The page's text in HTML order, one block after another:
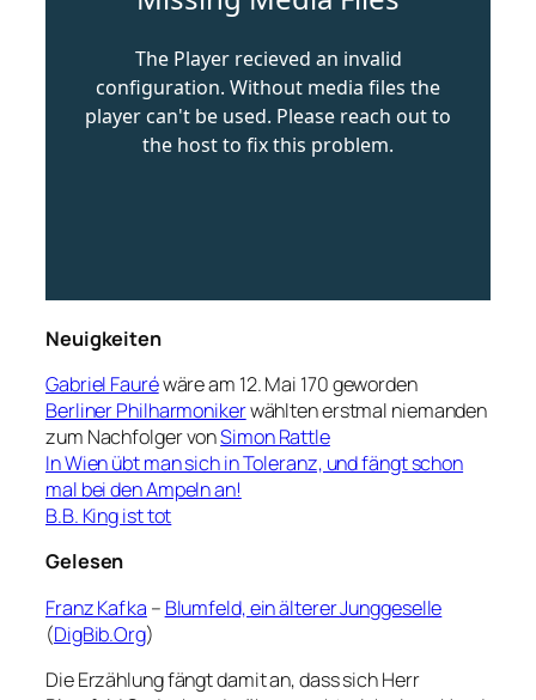
Neuigkeiten
Gabriel Fauréwäre am 12. Mai 170 geworden
Berliner Philharmonikerwählten erstmal niemanden
zum Nachfolger vonSimon Rattle
In Wien übt man sich in Toleranz, und fängt schon
mal bei den Ampeln an!
B.B. King ist tot
Gelesen
Franz Kafka – Blumfeld, ein älterer Junggeselle
(DigBib.Org)
Die Erzählung fängt damit an, dass sich Herr